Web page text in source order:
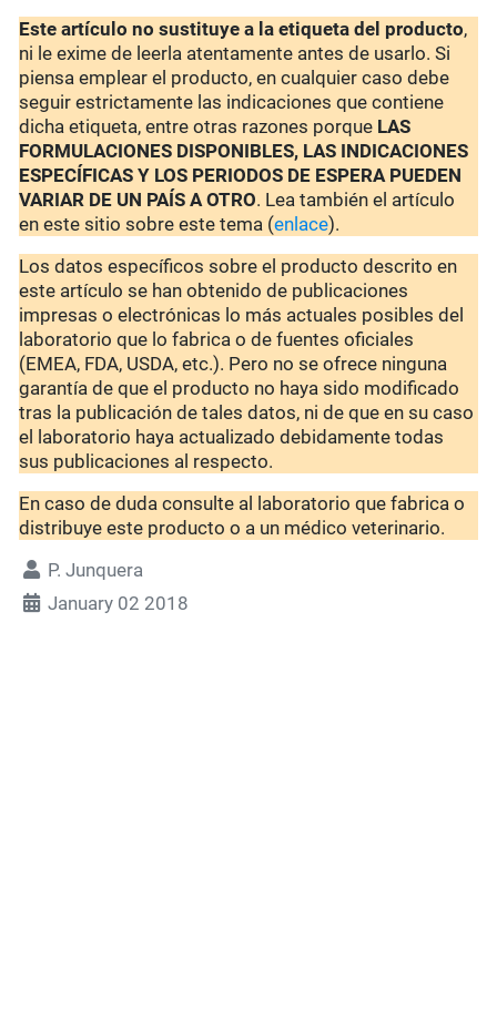
Este artículo no sustituye a la etiqueta del producto,
ni le exime de leerla atentamente antes de usarlo. Si
piensa emplear el producto, en cualquier caso debe
seguir estrictamente las indicaciones que contiene
dicha etiqueta, entre otras razones porque LAS
FORMULACIONES DISPONIBLES, LAS INDICACIONES
ESPECÍFICAS Y LOS PERIODOS DE ESPERA PUEDEN
VARIAR DE UN PAÍS A OTRO. Lea también el artículo
en este sitio sobre este tema (enlace).
Los datos específicos sobre el producto descrito en
este artículo se han obtenido de publicaciones
impresas o electrónicas lo más actuales posibles del
laboratorio que lo fabrica o de fuentes oficiales
(EMEA, FDA, USDA, etc.). Pero no se ofrece ninguna
garantía de que el producto no haya sido modificado
tras la publicación de tales datos, ni de que en su caso
el laboratorio haya actualizado debidamente todas
sus publicaciones al respecto.
En caso de duda consulte al laboratorio que fabrica o
distribuye este producto o a un médico veterinario.
P. Junquera
January 02 2018